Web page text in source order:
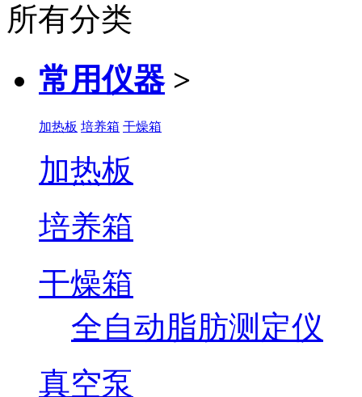
所有分类
常用仪器 >
加热板 培养箱 干燥箱
加热板
培养箱
干燥箱
全自动脂肪测定仪
真空泵